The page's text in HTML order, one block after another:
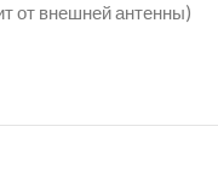
от внешней антенны)